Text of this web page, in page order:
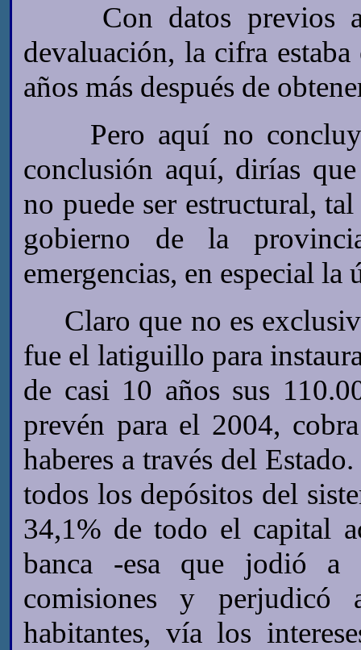
Con datos previos al
devaluación, la cifra
años más después de
Pero aquí no
conclusión aquí, dirías
no puede ser estructural,
gobierno de la
emergencias, en especial la
Claro que no es
fue el latiguillo para
de casi 10 años sus
prevén para el 2004,
haberes a través del
todos los depósitos del
34,1% de todo el capital
banca -esa que jodió a
comisiones y
habitantes, vía los